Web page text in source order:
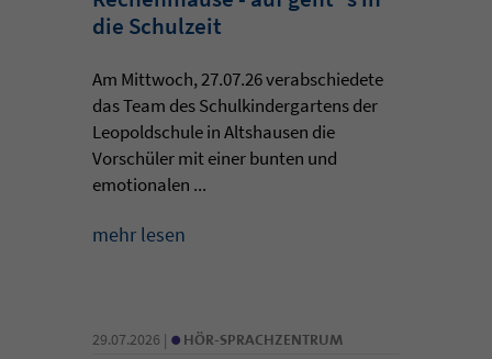
die Schulzeit
Am Mittwoch, 27.07.26 verabschiedete
das Team des Schulkindergartens der
Leopoldschule in Altshausen die
Vorschüler mit einer bunten und
emotionalen ...
mehr lesen
29.07.2026 | • HÖR-SPRACHZENTRUM